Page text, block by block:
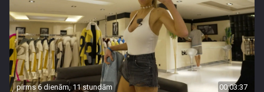
pirms 6 dienām, 11 stundām 00:03:37